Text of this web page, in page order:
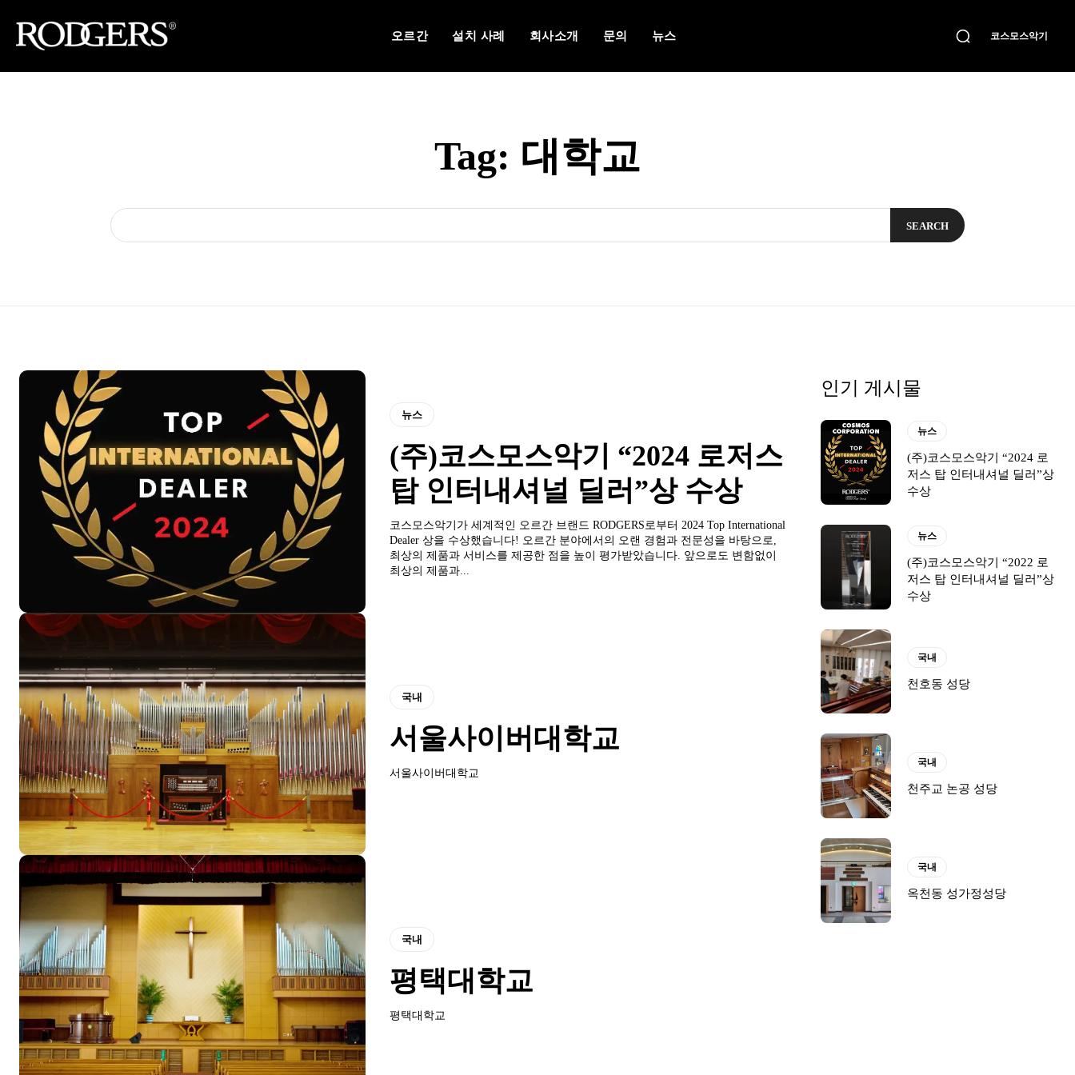
오르간 설치 사례 회사소개 문의 뉴스 코스모스악기
Tag: 대학교
SEARCH
뉴스
(주)코스모스악기 “2024 로저스
탑 인터내셔널 딜러”상 수상
코스모스악기가 세계적인 오르간 브랜드 RODGERS로부터 2024 Top International
Dealer 상을 수상했습니다! 오르간 분야에서의 오랜 경험과 전문성을 바탕으로,
최상의 제품과 서비스를 제공한 점을 높이 평가받았습니다. 앞으로도 변함없이
최상의 제품과...
국내
서울사이버대학교
서울사이버대학교
국내
평택대학교
평택대학교
인기 게시물
뉴스
(주)코스모스악기 “2024 로
저스 탑 인터내셔널 딜러”상
수상
뉴스
(주)코스모스악기 “2022 로
저스 탑 인터내셔널 딜러”상
수상
국내
천호동 성당
국내
천주교 논공 성당
국내
옥천동 성가정성당